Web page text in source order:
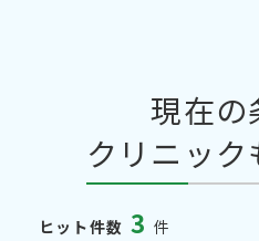
現在の
クリニッ
ヒット件数 3 件